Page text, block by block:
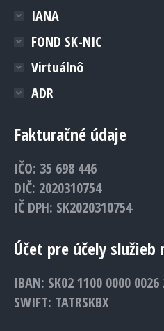
IANA
FOND SK-NIC
Virtuálnô
ADR
Fakturačné údaje
IČO: 35 698 446
DIČ: 2020310754
IČ DPH: SK2020310754
Účet pre účely
IBAN: SK02 1100 0000
SWIFT: TATRSKBX